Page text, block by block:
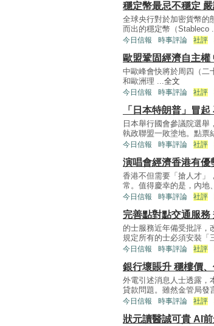
穩定幣最忌不穩定
全球央行對於加密貨幣的
而出的穩定幣（Stableco
今日信報 時事評論 社評
歐盟鞏固經濟自主
中歐峰會快將於周四（二
和歐洲理 ...全文
今日信報 時事評論 社評
「日本特朗普」冒
日本舉行國會參議院選
執政聯盟一敗塗地。點票
今日信報 時事評論 社評
演唱會經濟香港有優
香港不但需要「搶人才」
常。值得慶幸的是，內地
今日信報 時事評論 社評
完善點對點交通服務
的士服務近年備受批評，
規定所有的士必須安裝「
今日信報 時事評論 社評
銀行壞賬升 穩樓價
外電引述消息人士透露，
貸款問題。雖然金管局發
今日信報 時事評論 社評
狀元讀醫誠可貴 AI